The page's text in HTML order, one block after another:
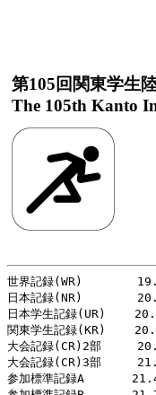
第105回関東学生
The 105th Kanto
世界記録(WR)     　
日本記録(NR)     　
日本学生記録(UR)
関東学生記録(KR)
大会記録(CR)2部
大会記録(CR)3部
参加標準記録A     　